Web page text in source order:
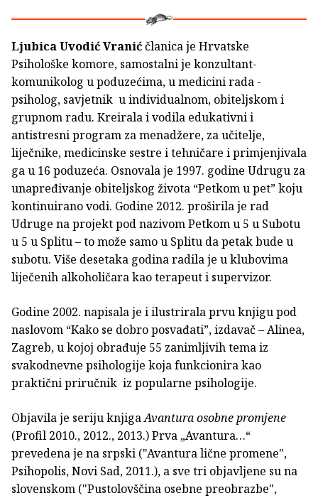
Ljubica Uvodić Vranićčlanica je Hrvatske
Psihološke komore, samostalni je konzultant-
komunikolog u poduzećima, u medicini rada -
psiholog, savjetnik u individualnom, obiteljskom i
grupnom radu. Kreirala i vodila edukativni i
antistresni program za menadžere, za učitelje,
liječnike, medicinske sestre i tehničare i primjenjivala
ga u 16 poduzeća. Osnovala je 1997. godine Udrugu za
unapređivanje obiteljskog života “Petkom u pet” koju
kontinuirano vodi. Godine 2012. proširila je rad
Udruge na projekt pod nazivom Petkom u 5 u Subotu
u 5 u Splitu – to može samo u Splitu da petak bude u
subotu. Više desetaka godina radila je u klubovima
liječenih alkoholičara kao terapeut i supervizor.
Godine 2002. napisala je i ilustrirala prvu knjigu pod
naslovom “Kako se dobro posvađati”, izdavač – Alinea,
Zagreb, u kojoj obrađuje 55 zanimljivih tema iz
svakodnevne psihologije koja funkcionira kao
praktični priručnik iz popularne psihologije.
Objavila je seriju knjigaAvantura osobne promjene
(Profil 2010., 2012., 2013.) Prva „Avantura…“
prevedena je na srpski ("Avantura lične promene",
Psihopolis, Novi Sad, 2011.), a sve tri objavljene su na
slovenskom ("Pustolovščina osebne preobrazbe",